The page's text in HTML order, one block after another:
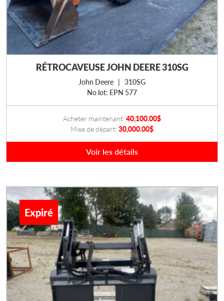
RÉTROCAVEUSE JOHN DEERE 310SG
John Deere | 310SG
No lot: EPN 577
Acheter maintenant:40,100.00$
Mise de départ:30,000.00$
Voir les détails
Expiré